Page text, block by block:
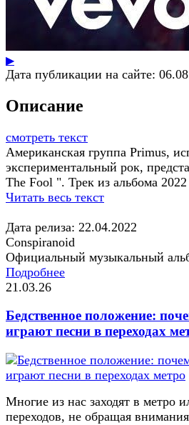
▶
Дата публикации на сайте:
Описание
смотреть текст
Американская группа Primus,
экспериментальный рок,
The Fool ". Трек из альбома
Читать весь текст
Дата релиза: 22.04.2022
Conspiranoid
Официальный музыкальный
Подробнее
21.03.26
Бедственное положение:
играют песни в переходах
Многие из нас заходят в метро
переходов, не обращая